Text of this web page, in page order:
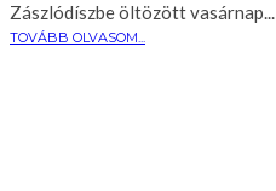
Zászlódíszbe öltözött vasárnap...
TOVÁBB OLVASOM...